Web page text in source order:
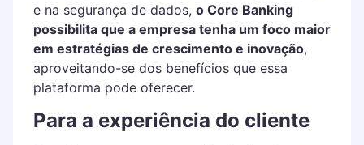
e na segurança de dados, o Core Banking
possibilita que a empresa tenha um foco maior
em estratégias de crescimento e inovação,
aproveitando-se dos benefícios que essa
plataforma pode oferecer.
Para a experiência do cliente